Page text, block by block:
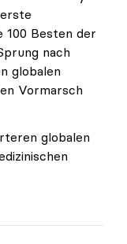
Besten der
nach
globalen
Vormarsch
globalen
geben